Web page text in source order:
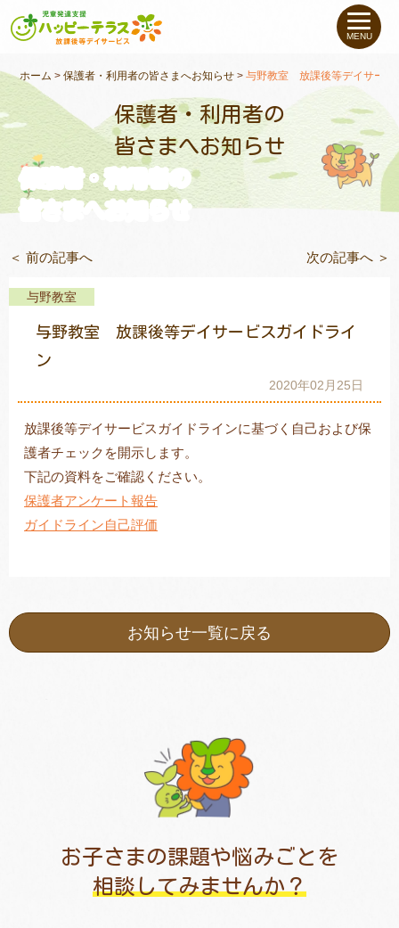
私たちについて
未就学のお子さま（０〜６才）
小学生〜高校生の お子さま
支援事例
教室一覧
トレキング
MENU
ホーム >保護者・利用者の皆さまへお知らせ >与野教室 放課後等デイサービ
保護者・利用者の
皆さまへお知らせ
保護者・利用者の
皆さまへお知らせ
＜ 前の記事へ 次の記事へ ＞
与野教室
与野教室 放課後等デイサービスガイドライ
ン
2020年02月25日
放課後等デイサービスガイドラインに基づく自己および保
護者チェックを開示します。
下記の資料をご確認ください。
保護者アンケート報告
ガイドライン自己評価
お知らせ一覧に戻る
お子さまの課題や悩みごとを
相談してみませんか？